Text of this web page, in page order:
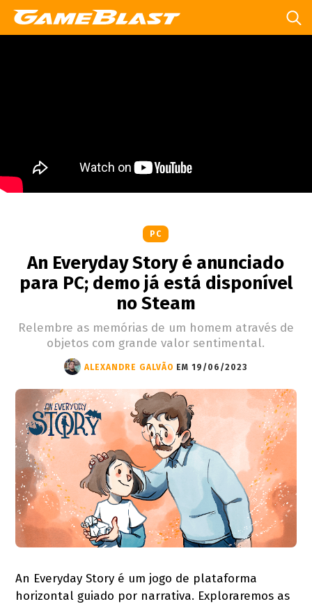
PC
An Everyday Story é anunciado
para PC; demo já está disponível
no Steam
Relembre as memórias de um homem através de
objetos com grande valor sentimental.
ALEXANDRE GALVÃO EM 19/06/2023
An Everyday Story é um jogo de plataforma
horizontal guiado por narrativa. Exploraremos as